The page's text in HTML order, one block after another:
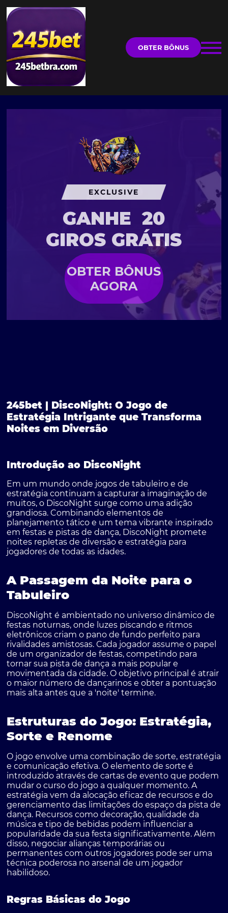
OBTER BÔNUS
EXCLUSIVE
GANHE 20
GIROS GRÁTIS
OBTER BÔNUS
AGORA
245bet | DiscoNight: O Jogo de
Estratégia Intrigante que Transforma
Noites em Diversão
Introdução ao DiscoNight
Em um mundo onde jogos de tabuleiro e de
estratégia continuam a capturar a imaginação de
muitos, o DiscoNight surge como uma adição
grandiosa. Combinando elementos de
planejamento tático e um tema vibrante inspirado
em festas e pistas de dança, DiscoNight promete
noites repletas de diversão e estratégia para
jogadores de todas as idades.
A Passagem da Noite para o
Tabuleiro
DiscoNight é ambientado no universo dinâmico de
festas noturnas, onde luzes piscando e ritmos
eletrônicos criam o pano de fundo perfeito para
rivalidades amistosas. Cada jogador assume o papel
de um organizador de festas, competindo para
tornar sua pista de dança a mais popular e
movimentada da cidade. O objetivo principal é atrair
o maior número de dançarinos e obter a pontuação
mais alta antes que a 'noite' termine.
Estruturas do Jogo: Estratégia,
Sorte e Renome
O jogo envolve uma combinação de sorte, estratégia
e comunicação efetiva. O elemento de sorte é
introduzido através de cartas de evento que podem
mudar o curso do jogo a qualquer momento. A
estratégia vem da alocação eficaz de recursos e do
gerenciamento das limitações do espaço da pista de
dança. Recursos como decoração, qualidade da
música e tipo de bebidas podem influenciar a
popularidade da sua festa significativamente. Além
disso, negociar alianças temporárias ou
permanentes com outros jogadores pode ser uma
técnica poderosa no arsenal de um jogador
habilidoso.
Regras Básicas do Jogo